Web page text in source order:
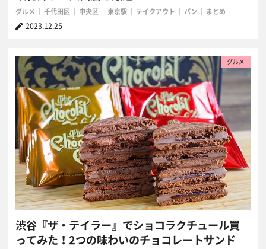
グルメ 千代田区 中央区 東京駅 テイクアウト パン まとめ
2023.12.25
グルメ
渋谷『ザ・テイラー』でショコラクチュール買
ってみた！2つの味わいのチョコレートサンド